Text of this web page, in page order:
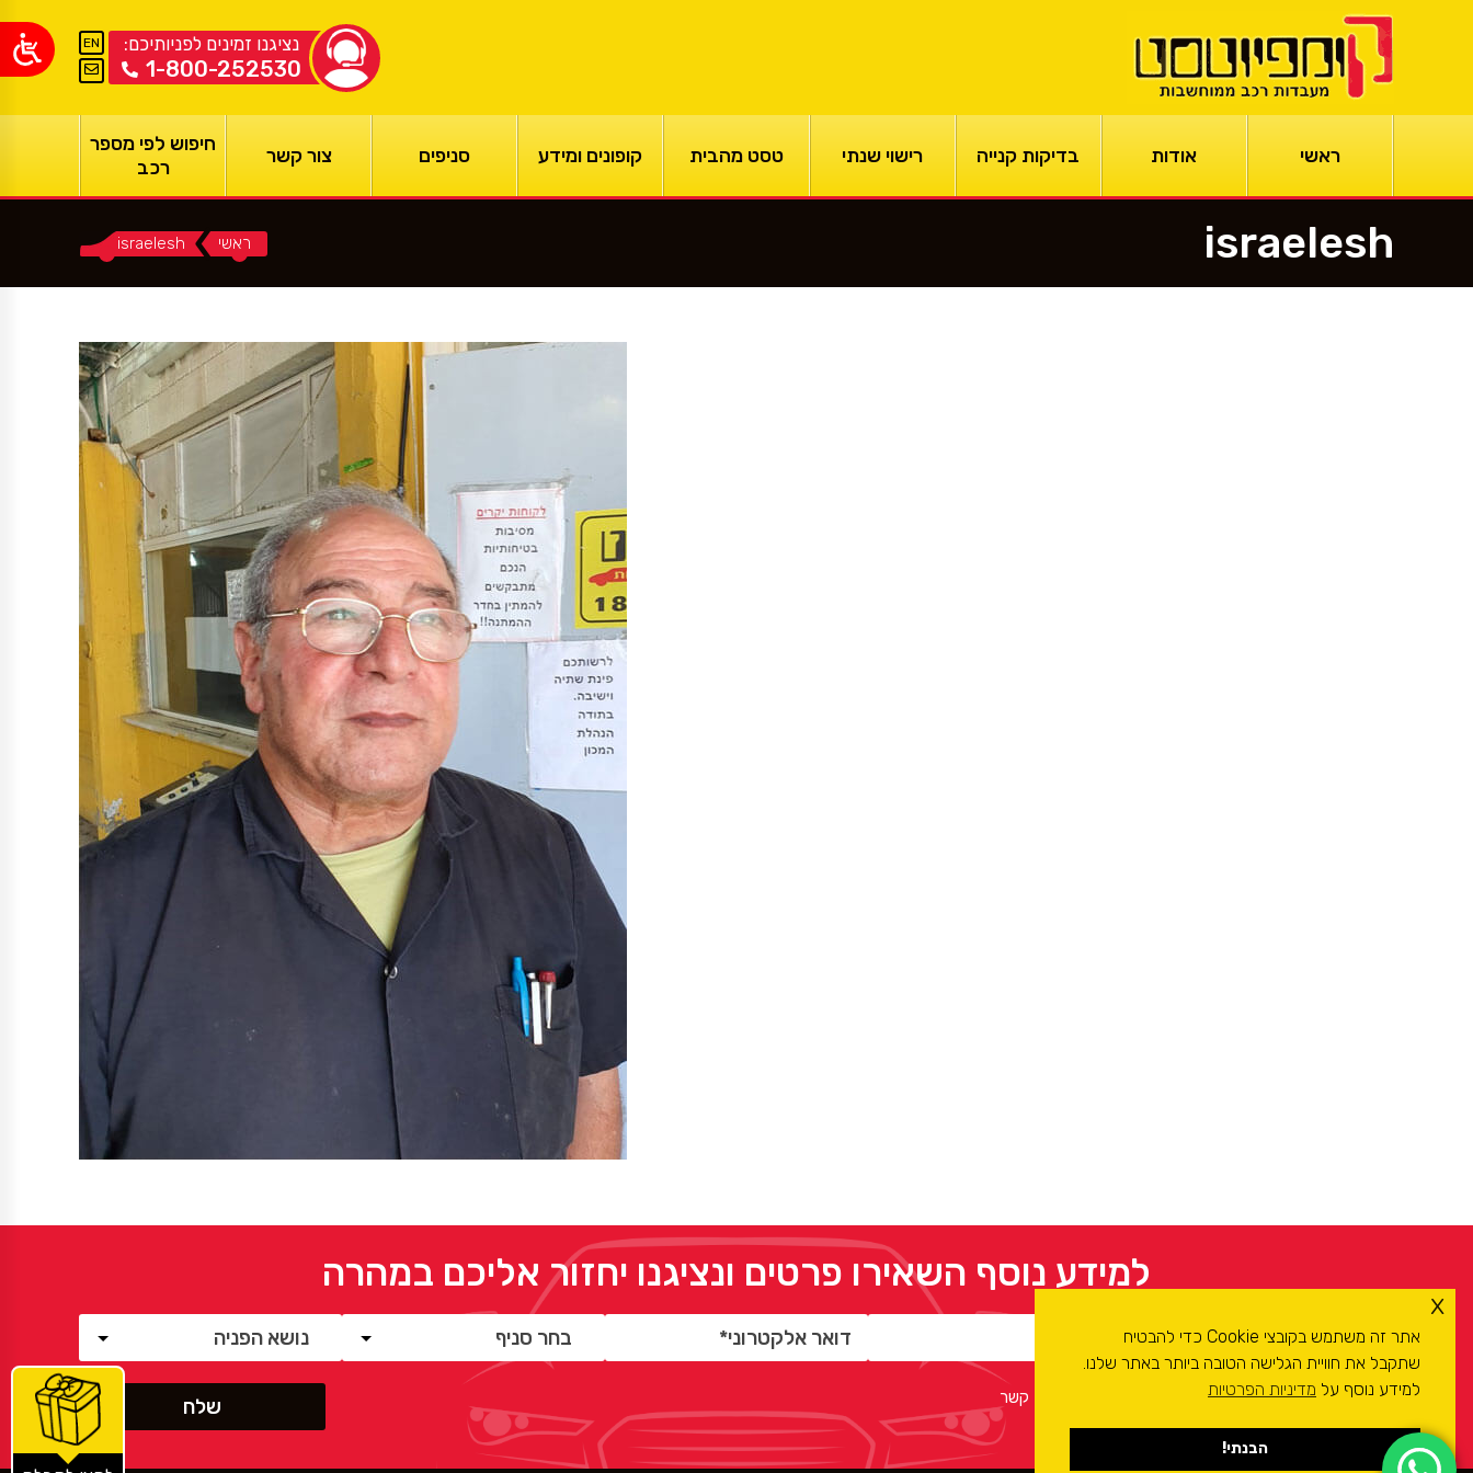
נציגנו זמינים לפניותיכם:
1-800-252530
EN
ראשי אודות בדיקות קנייה רישוי שנתי טסט מהבית קופונים ומידע סניפים צור קשר
חיפוש לפי מספר
רכב
israelesh
You are here:
ראשי israelesh
למידע נוסף השאירו פרטים ונציגנו יחזור אליכם במהרה
אני מסכים/ה למדיניות הפרטיות ולעיבוד המידע ליצירת קשר
אתר זה משתמש בקובצי Cookie כדי להבטיח
שתקבל את חוויית הגלישה הטובה ביותר באתר שלנו.
למידע נוסף על מדיניות הפרטיות
הבנתי!
x